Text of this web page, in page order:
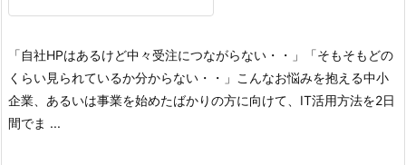
「自社HPはあるけど中々受注につながらない・・」
「そもそもどの
くらい見られているか分からない・・」 こんなお悩みを抱える中小
企業、あるいは事業を始めたばかりの方に向けて、IT活用方法を2日
間でま ...